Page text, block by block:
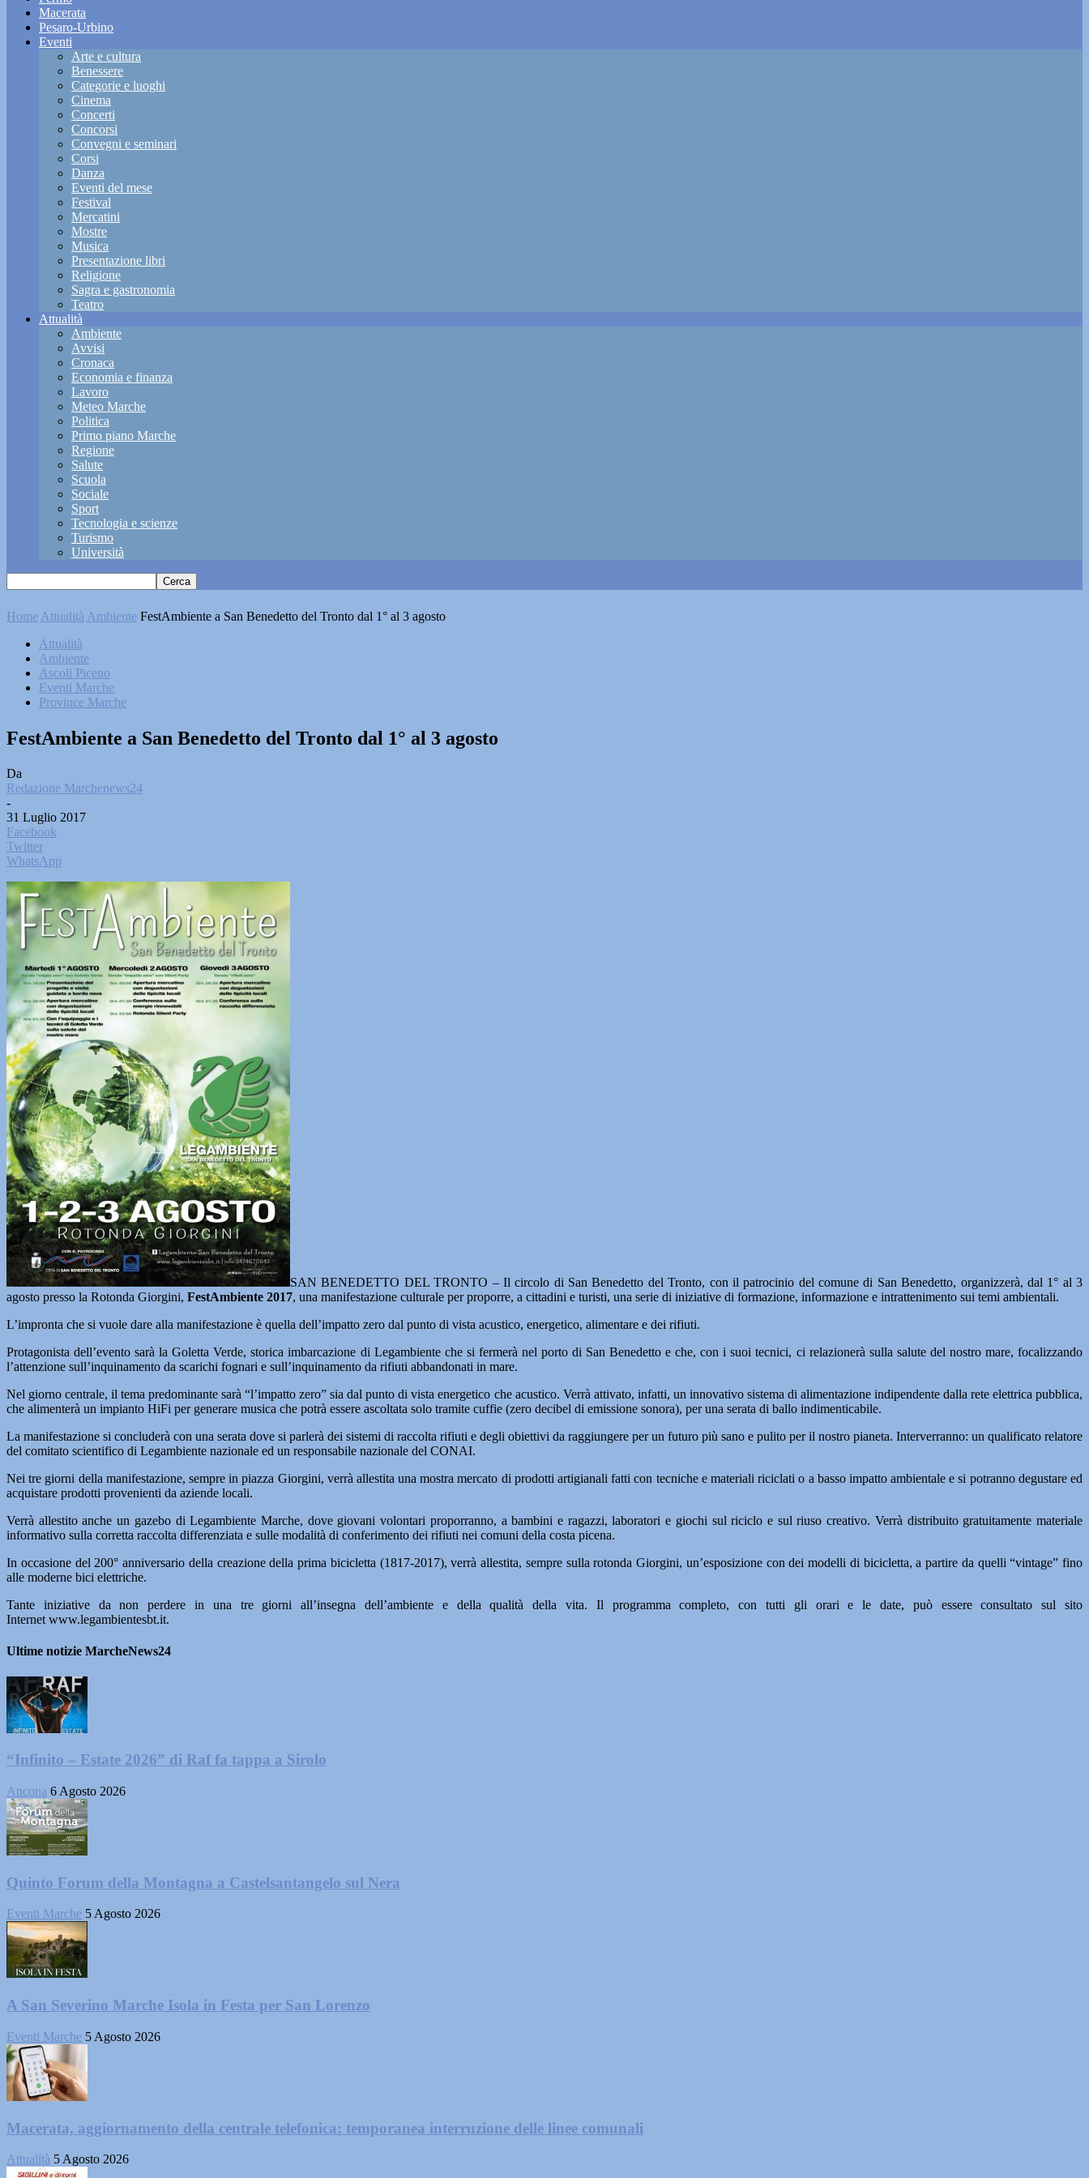
Macerata
Pesaro-Urbino
Eventi
Arte e cultura
Benessere
Categorie e luoghi
Cinema
Concerti
Concorsi
Convegni e seminari
Corsi
Danza
Eventi del mese
Festival
Mercatini
Mostre
Musica
Presentazione libri
Religione
Sagra e gastronomia
Teatro
Attualità
Ambiente
Avvisi
Cronaca
Economia e finanza
Lavoro
Meteo Marche
Politica
Primo piano Marche
Regione
Salute
Scuola
Sociale
Sport
Tecnologia e scienze
Turismo
Università
Home Attualità Ambiente FestAmbiente a San Benedetto del Tronto dal 1° al 3 agosto
Attualità
Ambiente
Ascoli Piceno
Eventi Marche
Province Marche
FestAmbiente a San Benedetto del Tronto dal 1° al 3 agosto
Da
Redazione Marchenews24
-
31 Luglio 2017
Facebook
Twitter
WhatsApp
SAN BENEDETTO DEL TRONTO – Il circolo di San Benedetto del Tronto, con il patrocinio del comune di San Benedetto, organizzerà, dal 1° al 3
agosto presso la Rotonda Giorgini, FestAmbiente 2017, una manifestazione culturale per proporre, a cittadini e turisti, una serie di iniziative di formazione, informazione e intrattenimento sui temi ambientali.
L’impronta che si vuole dare alla manifestazione è quella dell’impatto zero dal punto di vista acustico, energetico, alimentare e dei rifiuti.
Protagonista dell’evento sarà la Goletta Verde, storica imbarcazione di Legambiente che si fermerà nel porto di San Benedetto e che, con i suoi tecnici, ci relazionerà sulla salute del nostro mare, focalizzando
l’attenzione sull’inquinamento da scarichi fognari e sull’inquinamento da rifiuti abbandonati in mare.
Nel giorno centrale, il tema predominante sarà “l’impatto zero” sia dal punto di vista energetico che acustico. Verrà attivato, infatti, un innovativo sistema di alimentazione indipendente dalla rete elettrica pubblica,
che alimenterà un impianto HiFi per generare musica che potrà essere ascoltata solo tramite cuffie (zero decibel di emissione sonora), per una serata di ballo indimenticabile.
La manifestazione si concluderà con una serata dove si parlerà dei sistemi di raccolta rifiuti e degli obiettivi da raggiungere per un futuro più sano e pulito per il nostro pianeta. Interverranno: un qualificato relatore
del comitato scientifico di Legambiente nazionale ed un responsabile nazionale del CONAI.
Nei tre giorni della manifestazione, sempre in piazza Giorgini, verrà allestita una mostra mercato di prodotti artigianali fatti con tecniche e materiali riciclati o a basso impatto ambientale e si potranno degustare ed
acquistare prodotti provenienti da aziende locali.
Verrà allestito anche un gazebo di Legambiente Marche, dove giovani volontari proporranno, a bambini e ragazzi, laboratori e giochi sul riciclo e sul riuso creativo. Verrà distribuito gratuitamente materiale
informativo sulla corretta raccolta differenziata e sulle modalità di conferimento dei rifiuti nei comuni della costa picena.
In occasione del 200° anniversario della creazione della prima bicicletta (1817-2017), verrà allestita, sempre sulla rotonda Giorgini, un’esposizione con dei modelli di bicicletta, a partire da quelli “vintage” fino
alle moderne bici elettriche.
Tante iniziative da non perdere in una tre giorni all’insegna dell’ambiente e della qualità della vita. Il programma completo, con tutti gli orari e le date, può essere consultato sul sito
Internet www.legambientesbt.it.
Ultime notizie MarcheNews24
“Infinito – Estate 2026” di Raf fa tappa a Sirolo
Ancona 6 Agosto 2026
Quinto Forum della Montagna a Castelsantangelo sul Nera
Eventi Marche 5 Agosto 2026
A San Severino Marche Isola in Festa per San Lorenzo
Eventi Marche 5 Agosto 2026
Macerata, aggiornamento della centrale telefonica: temporanea interruzione delle linee comunali
Attualità 5 Agosto 2026